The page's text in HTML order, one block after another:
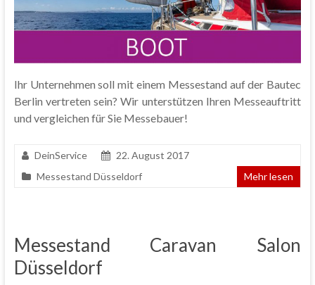
Ihr Unternehmen soll mit einem Messestand auf der Bautec
Berlin vertreten sein? Wir unterstützen Ihren Messeauftritt
und vergleichen für Sie Messebauer!
DeinService
22. August 2017
Messestand Düsseldorf
Mehr lesen
Messestand Caravan Salon
Düsseldorf